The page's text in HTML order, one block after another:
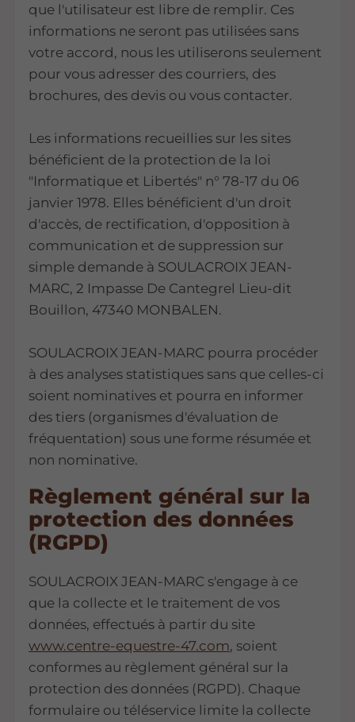
que l'utilisateur est libre de remplir. Ces
informations ne seront pas utilisées sans
votre accord, nous les utiliserons seulement
pour vous adresser des courriers, des
brochures, des devis ou vous contacter.
Les informations recueillies sur les sites
bénéficient de la protection de la loi
"Informatique et Libertés" n° 78-17 du 06
janvier 1978. Elles bénéficient d'un droit
d'accès, de rectification, d'opposition à
communication et de suppression sur
simple demande à SOULACROIX JEAN-
MARC, 2 Impasse De Cantegrel Lieu-dit
Bouillon, 47340 MONBALEN.
SOULACROIX JEAN-MARC pourra procéder
à des analyses statistiques sans que celles-ci
soient nominatives et pourra en informer
des tiers (organismes d'évaluation de
fréquentation) sous une forme résumée et
non nominative.
Règlement général sur la
protection des données
(RGPD)
SOULACROIX JEAN-MARC s'engage à ce
que la collecte et le traitement de vos
données, effectués à partir du site
www.centre-equestre-47.com, soient
conformes au règlement général sur la
protection des données (RGPD). Chaque
formulaire ou téléservice limite la collecte